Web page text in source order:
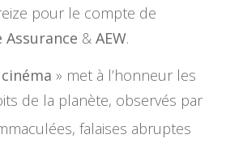
pour le compte de
Assurance & AEW.
» met à l’honneur les
de la planète, observés par
falaises abruptes